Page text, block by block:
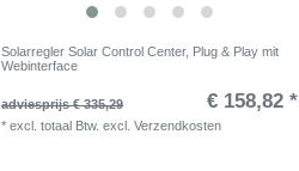
Solarregler Solar Control Center, Plug & Play mit
Webinterface
adviesprijs € 335,29 € 158,82 *
*excl. totaal Btw. excl.Verzendkosten